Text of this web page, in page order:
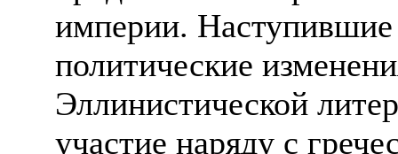
империи.
политические
Эллинистической
участие наряду с